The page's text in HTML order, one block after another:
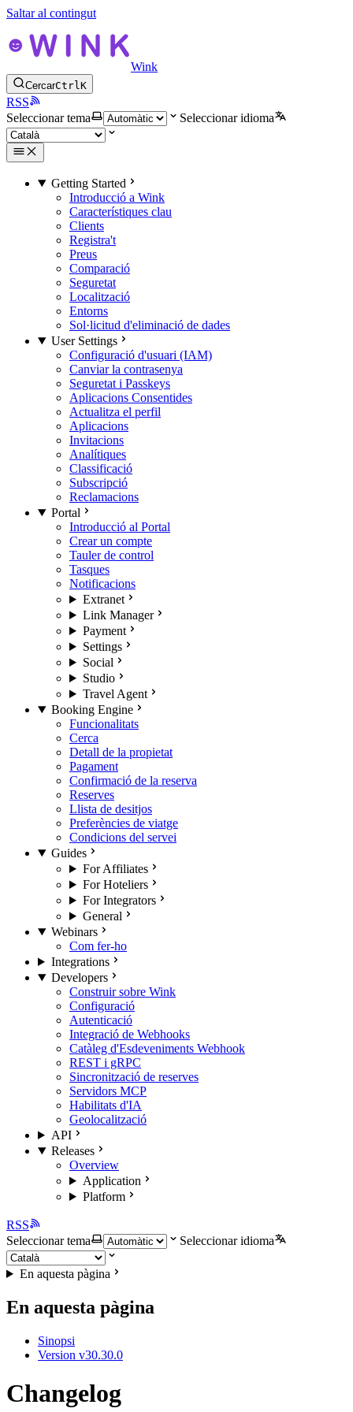
Saltar al contingut
Wink
CercarCtrlK
RSS
Seleccionar tema
Seleccionar idioma
Getting Started
Introducció a Wink
Característiques clau
Clients
Registra't
Preus
Comparació
Seguretat
Localització
Entorns
Sol·licitud d'eliminació de dades
User Settings
Configuració d'usuari (IAM)
Canviar la contrasenya
Seguretat i Passkeys
Aplicacions Consentides
Actualitza el perfil
Aplicacions
Invitacions
Analítiques
Classificació
Subscripció
Reclamacions
Portal
Introducció al Portal
Crear un compte
Tauler de control
Tasques
Notificacions
Extranet
Link Manager
Payment
Settings
Social
Studio
Travel Agent
Booking Engine
Funcionalitats
Cerca
Detall de la propietat
Pagament
Confirmació de la reserva
Reserves
Llista de desitjos
Preferències de viatge
Condicions del servei
Guides
For Affiliates
For Hoteliers
For Integrators
General
Webinars
Com fer-ho
Integrations
Developers
Construir sobre Wink
Configuració
Autenticació
Integració de Webhooks
Catàleg d'Esdeveniments Webhook
REST i gRPC
Sincronització de reserves
Servidors MCP
Habilitats d'IA
Geolocalització
API
Releases
Overview
Application
Platform
RSS
Seleccionar tema
Seleccionar idioma
En aquesta pàgina
En aquesta pàgina
Sinopsi
Version v30.30.0
Changelog